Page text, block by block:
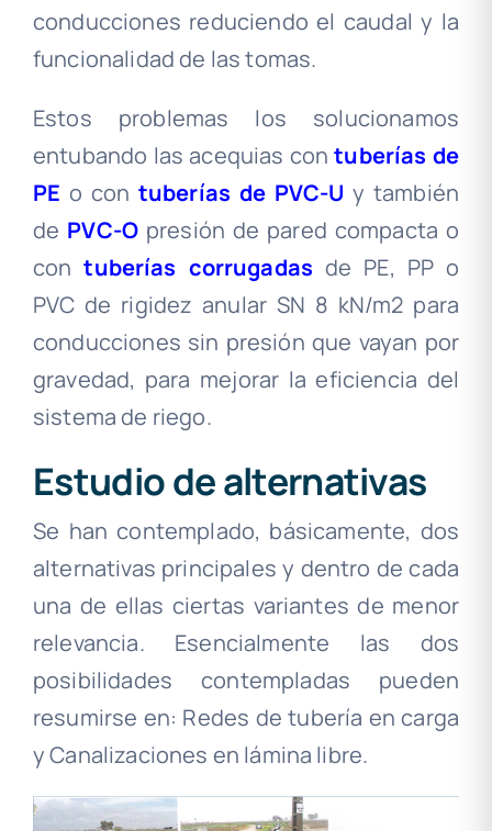
conducciones reduciendo el caudal y la
funcionalidad de las tomas.
Estos problemas los solucionamos
entubando las acequias contuberías de
PE o con tuberías de PVC-U y también
de PVC-O presión de pared compacta o
contuberías corrugadas de PE, PP o
PVC de rigidez anular SN 8 kN/m2 para
conducciones sin presión que vayan por
gravedad, para mejorar la eficiencia del
sistema de riego.
Estudio de alternativas
Se han contemplado, básicamente, dos
alternativas principales y dentro de cada
una de ellas ciertas variantes de menor
relevancia. Esencialmente las dos
posibilidades contempladas pueden
resumirse en: Redes de tubería en carga
y Canalizaciones en lámina libre.